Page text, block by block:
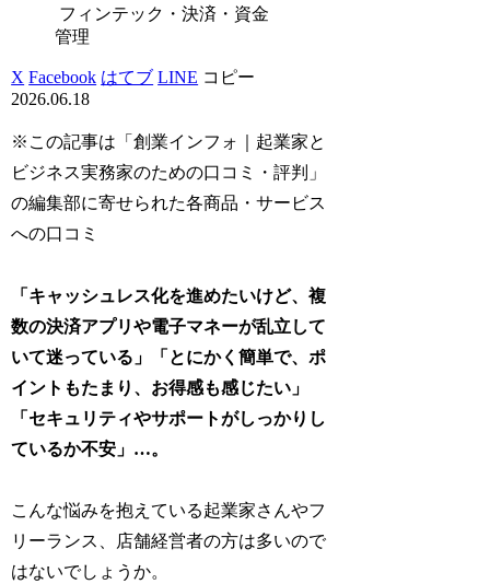
フィンテック・決済・資金
管理
X Facebook はてブ LINE コピー
2026.06.18
※この記事は「創業インフォ｜起業家と
ビジネス実務家のための口コミ・評判」
の編集部に寄せられた各商品・サービス
への口コミ
「キャッシュレス化を進めたいけど、複
数の決済アプリや電子マネーが乱立して
いて迷っている」「とにかく簡単で、ポ
イントもたまり、お得感も感じたい」
「セキュリティやサポートがしっかりし
ているか不安」…。
こんな悩みを抱えている起業家さんやフ
リーランス、店舗経営者の方は多いので
はないでしょうか。